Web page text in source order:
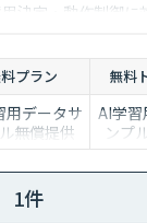
決定・動作制御に
せる包括的なデー
プラン 無料
用データサ
無償提供
AI学習
ンプ
1件